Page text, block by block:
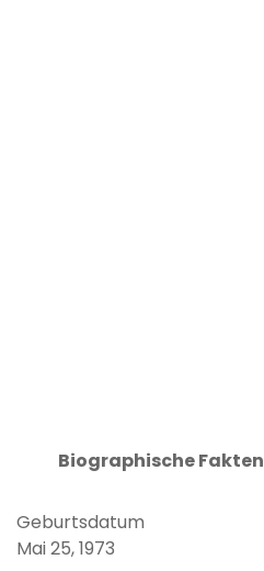
Biographische Fakten
Geburtsdatum
Mai 25, 1973